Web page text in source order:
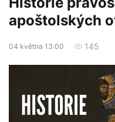
apoštolských
04 května 13:00 145